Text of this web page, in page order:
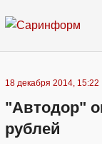
18 декабря 2014, 15:22
"Автодор"
рублей